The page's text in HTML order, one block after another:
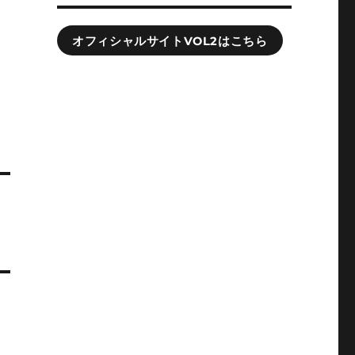
オフィシャルサイトVOL2はこちら